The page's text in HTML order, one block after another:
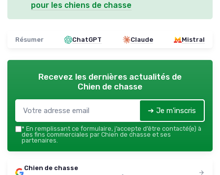
pour les chiens de chasse
Résumer ChatGPT Claude Mistral
Recevez les dernières actualités de
Chien de chasse
➔ Je m'inscris
* En remplissant ce formulaire, j’accepte d’être contacté(e) à
des fins commerciales par Chien de chasse et ses
partenaires.
Chien de chasse